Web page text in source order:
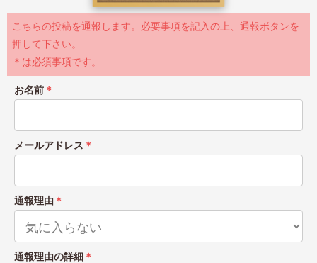
こちらの投稿を通報します。必要事項を記入の上、通報ボタンを
押して下さい。
＊は必須事項です。
お名前 ＊
メールアドレス ＊
通報理由 ＊
通報理由の詳細 ＊